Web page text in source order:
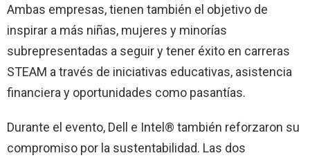
Ambas empresas, tienen también el objetivo de
inspirar a más niñas, mujeres y minorías
subrepresentadas a seguir y tener éxito en carreras
STEAM a través de iniciativas educativas, asistencia
financiera y oportunidades como pasantías.
Durante el evento, Dell e Intel® también reforzaron su
compromiso por la sustentabilidad. Las dos